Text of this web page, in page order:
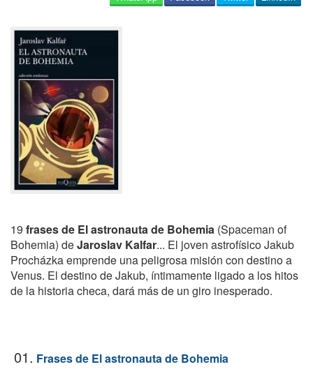
19 frases de El astronauta de Bohemia (Spaceman of
Bohemia) deJaroslav Kalfar... El joven astrofísico Jakub
Procházka emprende una peligrosa misión con destino a
Venus. El destino de Jakub, íntimamente ligado a los hitos
de la historia checa, dará más de un giro inesperado.
01. Frases de El astronauta de Bohemia